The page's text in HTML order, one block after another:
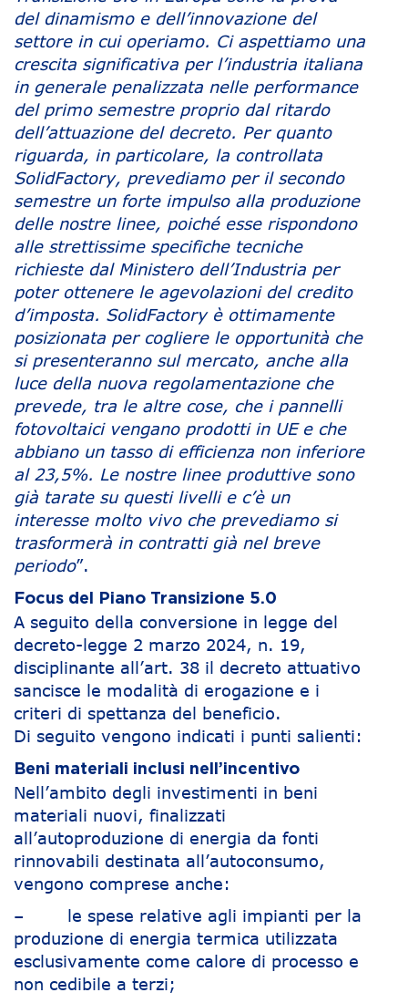
del dinamismo e dell’innovazione del
settore in cui operiamo. Ci aspettiamo una
crescita significativa per l’industria italiana
in generale penalizzata nelle performance
del primo semestre proprio dal ritardo
dell’attuazione del decreto. Per quanto
riguarda, in particolare, la controllata
SolidFactory, prevediamo per il secondo
semestre un forte impulso alla produzione
delle nostre linee, poiché esse rispondono
alle strettissime specifiche tecniche
richieste dal Ministero dell’Industria per
poter ottenere le agevolazioni del credito
d’imposta. SolidFactory è ottimamente
posizionata per cogliere le opportunità che
si presenteranno sul mercato, anche alla
luce della nuova regolamentazione che
prevede, tra le altre cose, che i pannelli
fotovoltaici vengano prodotti in UE e che
abbiano un tasso di efficienza non inferiore
al 23,5%. Le nostre linee produttive sono
già tarate su questi livelli e c’è un
interesse molto vivo che prevediamo si
trasformerà in contratti già nel breve
periodo”.
Focus del Piano Transizione 5.0
A seguito della conversione in legge del
decreto-legge 2 marzo 2024, n. 19,
disciplinante all’art. 38 il decreto attuativo
sancisce le modalità di erogazione e i
criteri di spettanza del beneficio.
Di seguito vengono indicati i punti salienti:
Beni materiali inclusi nell’incentivo
Nell’ambito degli investimenti in beni
materiali nuovi, finalizzati
all’autoproduzione di energia da fonti
rinnovabili destinata all’autoconsumo,
vengono comprese anche:
– le spese relative agli impianti per la
produzione di energia termica utilizzata
esclusivamente come calore di processo e
non cedibile a terzi;